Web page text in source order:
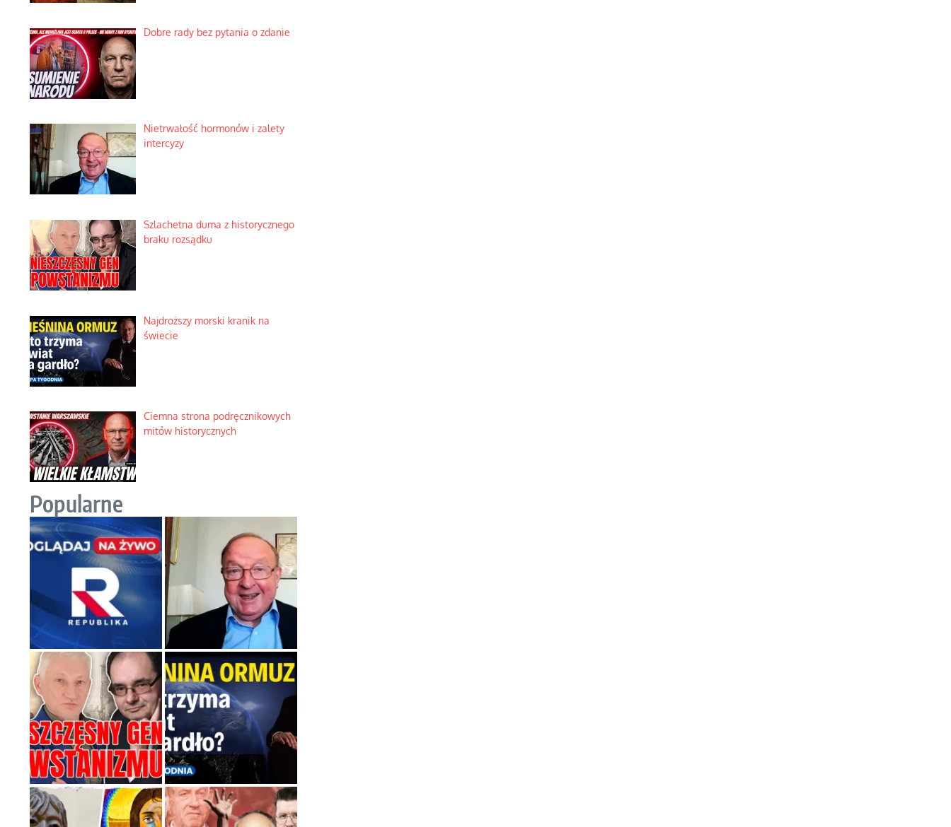
Dobre rady bez pytania o zdanie
Nietrwałość hormonów i zalety
intercyzy
Szlachetna duma z historycznego
braku rozsądku
Najdroższy morski kranik na
świecie
Ciemna strona podręcznikowych
mitów historycznych
Popularne